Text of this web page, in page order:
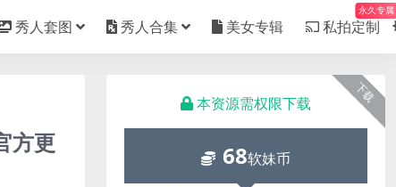
秀人套图 秀人合集 美女专辑 私拍定制
永久专属
方更
下载
本资源需权限下载
68软妹币